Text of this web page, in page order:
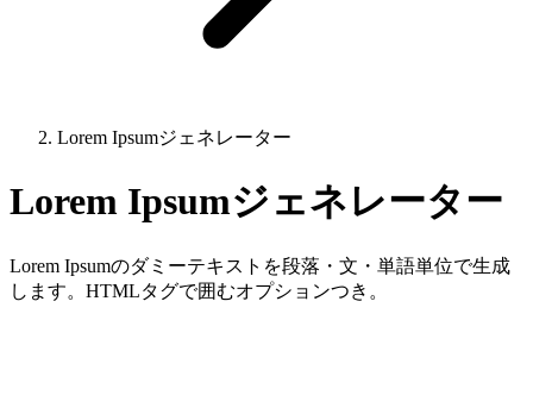
Lorem Ipsumジェネレーター
Lorem Ipsumジェネレーター
Lorem Ipsumのダミーテキストを段落・文・単語単位で生成
します。HTMLタグで囲むオプションつき。